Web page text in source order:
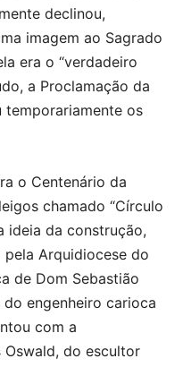
declinou,
imagem ao Sagrado
era o “verdadeiro
a Proclamação da
temporariamente os
o Centenário da
chamado “Círculo
ideia da construção,
Arquidiocese do
de Dom Sebastião
engenheiro carioca
com a
do escultor